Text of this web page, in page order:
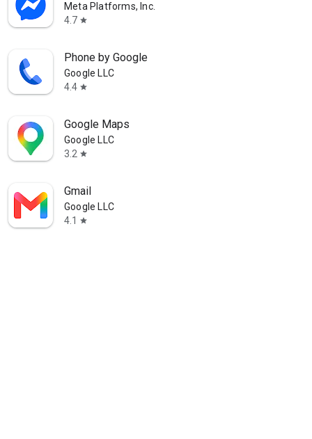
Meta Platforms, Inc.
4.7 star
Phone by Google
Google LLC
4.4 star
Google Maps
Google LLC
3.2 star
Gmail
Google LLC
4.1
star